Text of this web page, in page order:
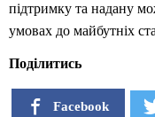
підтримку та надану
умовах до майбутніх
Поділитись
Facebook